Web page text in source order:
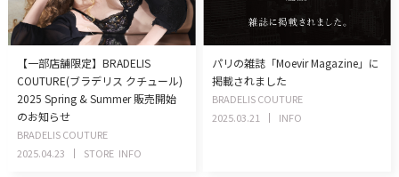
【一部店舗限定】BRADELIS
COUTURE(ブラデリス クチュール)
2025 Spring & Summer 販売開始
のお知らせ
BRADELIS COUTURE
2025.04.23
STORE INFO
パリの雑誌「Moevir Magazine」に
掲載されました
BRADELIS COUTURE
2025.03.21
INFO